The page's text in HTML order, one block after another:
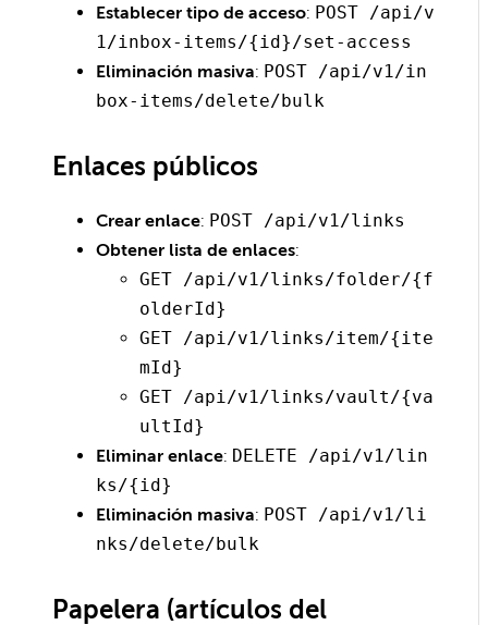
Establecer tipo de acceso: POST /api/v
1/inbox-items/{id}/set-access
Eliminación masiva: POST /api/v1/in
box-items/delete/bulk
Enlaces públicos
Crear enlace: POST /api/v1/links
Obtener lista de enlaces:
GET /api/v1/links/folder/{f
olderId}
GET /api/v1/links/item/{ite
mId}
GET /api/v1/links/vault/{va
ultId}
Eliminar enlace: DELETE /api/v1/lin
ks/{id}
Eliminación masiva: POST /api/v1/li
nks/delete/bulk
Papelera (artículos del